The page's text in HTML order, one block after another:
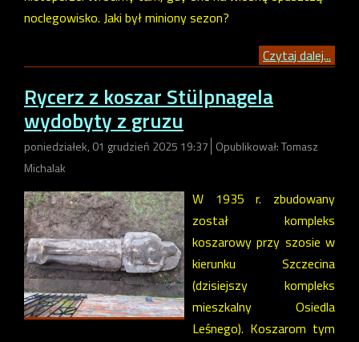
noclegowisko. Jaki był miniony sezon?
Czytaj dalej...
Rycerz z koszar Stülpnagela
wydobyty z gruzu
poniedziałek, 01 grudzień 2025 19:37 Opublikował: Tomasz
Michalak
W 1935 r. zbudowany
został kompleks
koszarowy przy szosie w
kierunku Szczecina
(dzisiejszy kompleks
mieszkalny Osiedla
Leśnego). Koszarom tym